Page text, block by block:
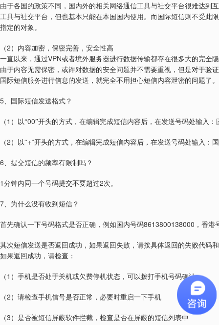
由于各国的政策不同，国内外的相关网络通信工具与社交平台很难达到
工具与社交平台，但也基本只能在本国国内使用。而国际短信则不受此
指定的对象。
（2 ）内容加密，保密完善，安全性高
一直以来，通过VPN或者境外服务器进行数据传输都存在很多大的完全
由于内容无需保密，或许对数据的安全问题并不需要重视，但是对于验
国际短信服务进行信息的发送，就完全不用担心短信内容泄密的问题了。
5、国际短信发送格式？
（ 1 ）以“00”开头的方式，在编辑完成短信内容后，在发送号码处输入：
（2 ）以“+”开头的方式，在编辑完成短信内容后，在发送号码处输入：
6、提交短信的频率有限制吗？
1 分钟内同一个号码提交不要超过2次。
7、为什么没有收到短信？
首先确认一下号码格式是否正确，例如国内号码8613800138000 ，香港
其次短信发送是否返回成功，如果返回失败，请按具体返回的失败代码
如果返回成功，请检查：
（ 1 ）手机是否处于关机或欠费停机状态，可以拨打手机号码确认
（2 ）请检查手机信号是否正常，必要时重启一下手机
（3 ）是否被短信屏蔽软件拦截，检查是否在屏蔽的短信列表中